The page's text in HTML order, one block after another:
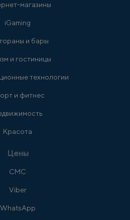
магазины
iGaming
и бары
и гостиницы
технологии
и фитнес
Красота
Цены
СМС
Viber
WhatsApp